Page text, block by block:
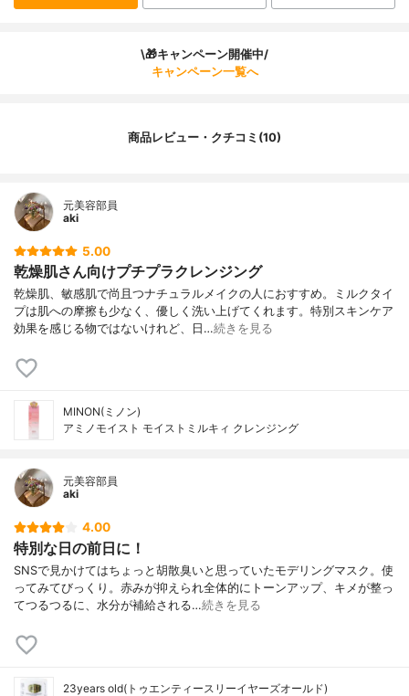
\🎁キャンペーン開催中/
キャンペーン一覧へ
商品レビュー・クチコミ(10)
元美容部員
aki
5.00
乾燥肌さん向けプチプラクレンジング
乾燥肌、敏感肌で尚且つナチュラルメイクの人におすすめ。ミルクタイ
プは肌への摩擦も少なく、優しく洗い上げてくれます。特別スキンケア
効果を感じる物ではないけれど、日…続きを見る
MINON(ミノン)
アミノモイスト モイストミルキィ クレンジング
元美容部員
aki
4.00
特別な日の前日に！
SNSで見かけてはちょっと胡散臭いと思っていたモデリングマスク。使
ってみてびっくり。赤みが抑えられ全体的にトーンアップ、キメが整っ
てつるつるに、水分が補給される…続きを見る
23years old(トゥエンティースリーイヤーズオールド)